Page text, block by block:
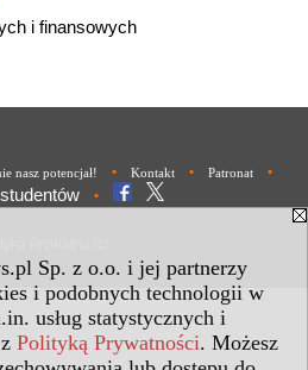
Sp. z o.o. i jej partnerzy
i podobnych technologii w
usług statystycznych i
Polityką Prywatności. Możesz
i finansowych
nasz potencjał! • Kontakt • Patronat •
•